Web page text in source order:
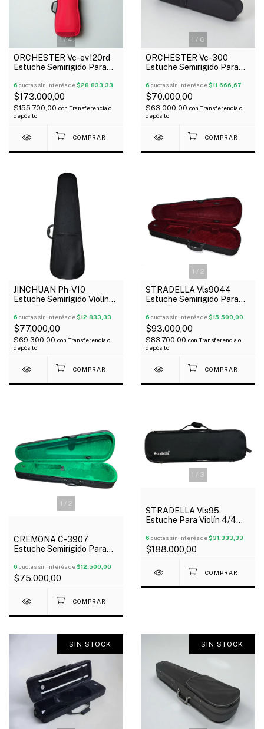
1/4
ORCHESTER Vc-ev120rd
Estuche Semirigido Para
6 cuotas sin interés de$28.833,33
$173.000,00
$155.700,00 con Transferencia o
depósito
1 / 6
ORCHESTER Vc-300
Estuche Semirigido Para
6 cuotas sin interés de$11.666,67
$70.000,00
$63.000,00 con Transferencia o
depósito
JINCHUAN Ph-V10
Estuche Semirígido Violín
Terciopelo
6 cuotas sin interés de$12.833,33
$77.000,00
$69.300,00 con Transferencia o
depósito
1 / 2
STRADELLA Vls9044
Estuche Semirigido Para
6 cuotas sin interés de$15.500,00
$93.000,00
$83.700,00 con Transferencia o
depósito
1 / 2
CREMONA C-3907
Estuche Semirígido Para
4/4
6 cuotas sin interés de$12.500,00
$75.000,00
1 / 3
STRADELLA Vls95
Estuche Para Violín 4/4
Higrometro
6 cuotas sin interés de$31.333,33
$188.000,00
SIN STOCK SIN STOCK